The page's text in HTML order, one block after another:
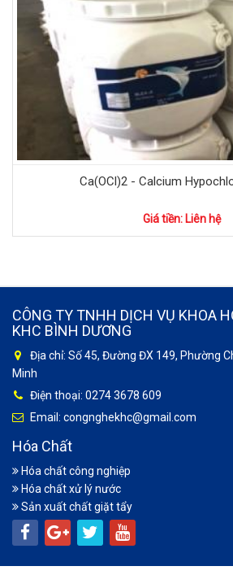
Ca(OCl)2 - Calcium
Giá tiền: Liên hệ
CÔNG TY TNHH DỊCH VỤ KHOA
KHC BÌNH DƯƠNG
Địa chỉ: Số 45, Đường ĐX 149, Phường
Minh
Điện thoại: 0274 3678 609
Email: congnghekhc@gmail.com
Hóa Chất
Hóa chất công nghiệp
Hóa chất xử lý nước
Sản xuất chất giặt tẩy